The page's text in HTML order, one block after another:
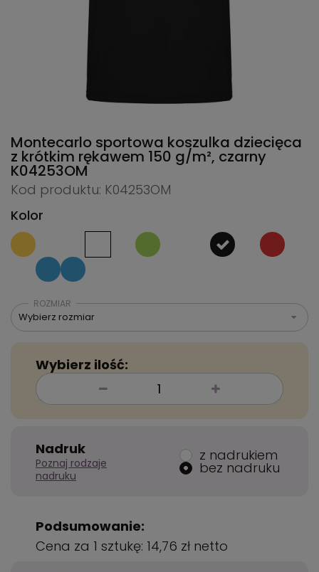
Montecarlo sportowa koszulka dziecięca
z krótkim rękawem 150 g/m², czarny
K04253OM
Kod produktu: K04253OM
Kolor
ROZMIAR
Wybierz rozmiar
Wybierz ilość:
Nadruk
Poznaj rodzaje
nadruku
z nadrukiem
bez nadruku
Podsumowanie:
Cena za 1 sztukę: 14,76 zł netto